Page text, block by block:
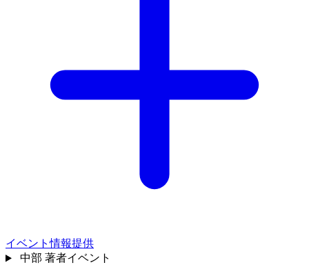
イベント情報提供
中部 著者イベント